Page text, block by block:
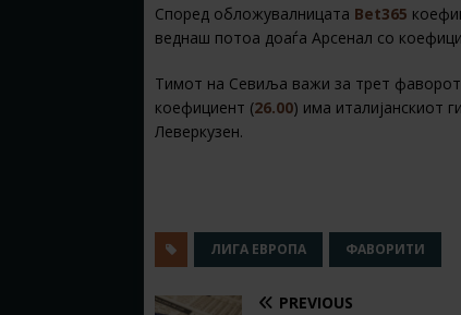
Според обложувалницата Bet365
веднаш потоа доаѓа Арсенал со
Тимот на Севиља важи за трет
коефициент (26.00) има италијанскиот
Леверкузен.
ЛИГА ЕВРОПА ФАВОРИТИ
PREVIOUS